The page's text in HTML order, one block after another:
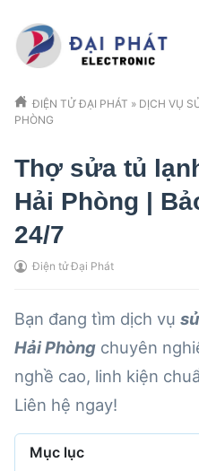
ĐIỆN TỬ ĐẠI PHÁT » DỊCH VỤ
PHÒNG
Thợ sửa tủ
Hải Phòng |
24/7
Điện tử Đại Phát
Bạn đang tìm dịch vụ
Hải Phòng chuyên
nghề cao, linh kiện
Liên hệ ngay!
Mục lục